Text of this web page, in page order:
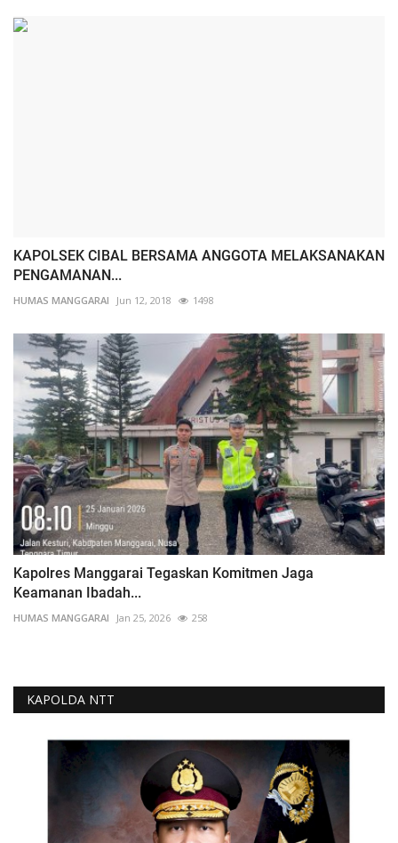
KAPOLSEK CIBAL BERSAMA ANGGOTA MELAKSANAKAN
PENGAMANAN...
HUMAS MANGGARAI Jun 12, 2018 1498
Kapolres Manggarai Tegaskan Komitmen Jaga
Keamanan Ibadah...
HUMAS MANGGARAI Jan 25, 2026 258
KAPOLDA NTT